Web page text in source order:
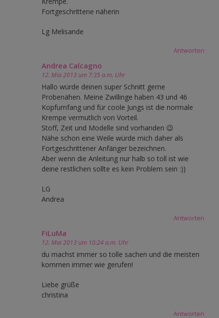
Fortgeschrittene näherin
Lg Melisande
Antworten
Andrea Calcagno
12. Mai 2013 um 7:35 a.m. Uhr
Hallo würde deinen super Schnitt gerne
Probenähen. Meine Zwillinge haben 43 und 46
Kopfumfang und für coole Jungs ist die normale
Krempe vermutlich von Vorteil.
Stoff, Zeit und Modelle sind vorhanden 😉
Nähe schon eine Weile würde mich daher als
Fortgeschrittener Anfänger bezeichnen.
Aber wenn die Anleitung nur halb so toll ist wie
deine restlichen sollte es kein Problem sein :))
LG
Andrea
Antworten
FiLuMa
12. Mai 2013 um 10:24 a.m. Uhr
du machst immer so tolle sachen und die meisten
kommen immer wie gerufen!
Liebe grüße
christina
Antworten